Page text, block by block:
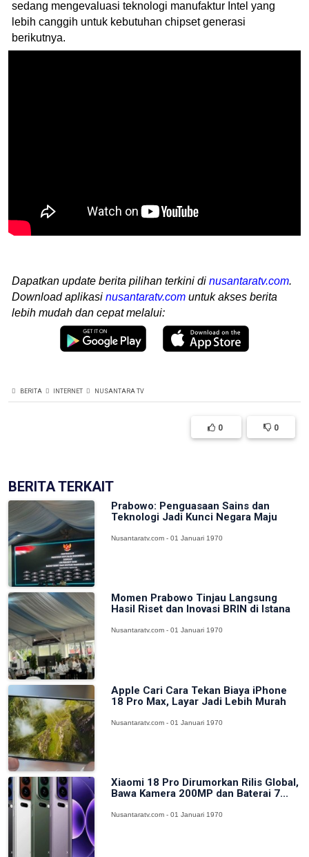
sedang mengevaluasi teknologi manufaktur Intel yang
lebih canggih untuk kebutuhan chipset generasi
berikutnya.
Dapatkan update berita pilihan terkini di nusantaratv.com.
Download aplikasi nusantaratv.com untuk akses berita
lebih mudah dan cepat melalui:
BERITA INTERNET NUSANTARA TV
0 0
BERITA TERKAIT
Prabowo: Penguasaan Sains dan
Teknologi Jadi Kunci Negara Maju
Nusantaratv.com - 01 Januari 1970
Momen Prabowo Tinjau Langsung
Hasil Riset dan Inovasi BRIN di Istana
Nusantaratv.com - 01 Januari 1970
Apple Cari Cara Tekan Biaya iPhone
18 Pro Max, Layar Jadi Lebih Murah
Nusantaratv.com - 01 Januari 1970
Xiaomi 18 Pro Dirumorkan Rilis Global,
Bawa Kamera 200MP dan Baterai 7...
Nusantaratv.com - 01 Januari 1970